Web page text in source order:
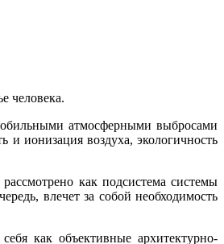
человека.
атмосферными выбросами
ионизация воздуха, экологичность
как подсистема системы
влечет за собой необходимость
как объективные архитектурно-